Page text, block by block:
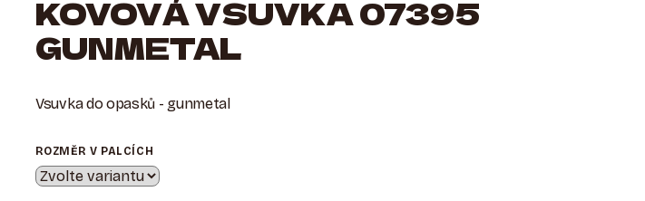
KOVOVÁ VSUVKA 07395
GUNMETAL
Vsuvka do opasků - gunmetal
ROZMĚR V PALCÍCH